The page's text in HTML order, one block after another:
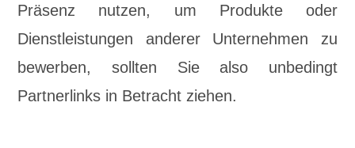
Präsenz nutzen, um Produkte oder
Dienstleistungen anderer Unternehmen zu
bewerben, sollten Sie also unbedingt
Partnerlinks in Betracht ziehen.